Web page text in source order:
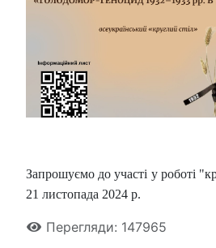
Запрошуємо до участі у роботі
21 листопада 2024 р.
Перегляди: 147965